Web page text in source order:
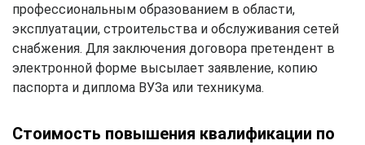
профессиональным образованием в области,
эксплуатации, строительства и обслуживания сетей
снабжения. Для заключения договора претендент в
электронной форме высылает заявление, копию
паспорта и диплома ВУЗа или техникума.
Стоимость повышения квалификации по